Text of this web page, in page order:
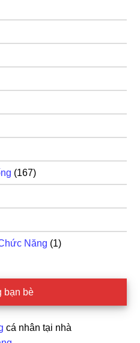
(167)
Năng (1)
bạn bè
cá nhân tại nhà